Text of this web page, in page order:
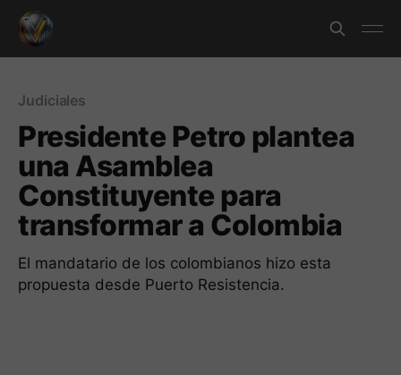
Judiciales
Presidente Petro plantea
una Asamblea
Constituyente para
transformar a Colombia
El mandatario de los colombianos hizo esta
propuesta desde Puerto Resistencia.